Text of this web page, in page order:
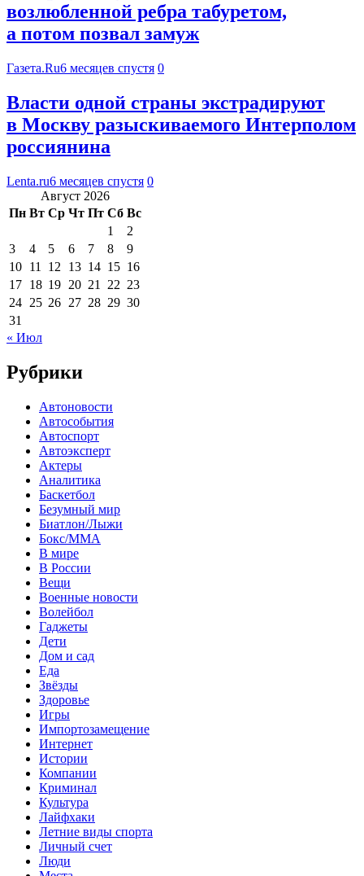
возлюбленной ребра табуретом,
а потом позвал замуж
Газета.Ru6 месяцев спустя 0
Власти одной страны экстрадируют
в Москву разыскиваемого Интерполом
россиянина
Lenta.ru6 месяцев спустя 0
Август 2026
Пн Вт Ср Чт Пт Сб Вс
1
2
3
4 5 6 7 8
9
10 11 12 13 14 15 16
17 18 19 20 21 22 23
24 25 26 27 28 29 30
31
« Июл
Рубрики
Автоновости
Автособытия
Автоспорт
Автоэксперт
Актеры
Аналитика
Баскетбол
Безумный мир
Биатлон/Лыжи
Бокс/MMA
В мире
В России
Вещи
Военные новости
Волейбол
Гаджеты
Дети
Дом и сад
Еда
Звёзды
Здоровье
Игры
Импортозамещение
Интернет
Истории
Компании
Криминал
Культура
Лайфхаки
Летние виды спорта
Личный счет
Люди